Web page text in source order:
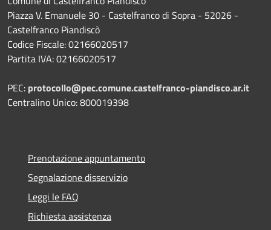
Piazza V. Emanuele 30 - Castelfranco di Sopra - 52026 -
Castelfranco Piandiscò
Codice Fiscale: 02166020517
Partita IVA: 02166020517
PEC: protocollo@pec.comune.castelfranco-piandisco.ar.it
Centralino Unico: 800019398
Prenotazione appuntamento
Segnalazione disservizio
Leggi le FAQ
Richiesta assistenza